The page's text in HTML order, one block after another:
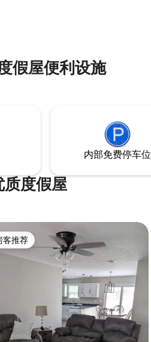
假屋便利设施
内部免费停车位
度假屋
「房客推荐」
客推荐